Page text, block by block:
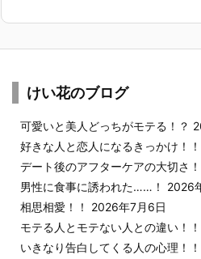
けい花のブログ
可愛いと美人どっちがモテる！？
好きな人と恋人になるきっかけ！！
デート後のアフターケアの大切さ！
男性に食事に誘われた……！
2026
相思相愛！！
2026年7月6日
モテる人とモテない人との違い！！
いきなり告白してくる人の心理！！